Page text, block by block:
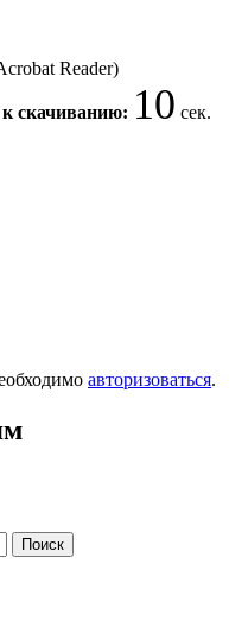
Reader)
скачиванию: 10 сек.
авторизоваться.